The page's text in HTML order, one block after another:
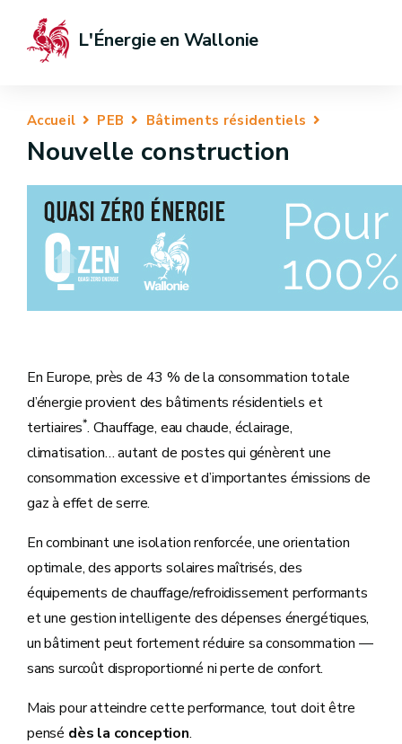
L'Énergie en Wallonie
Accueil PEB Bâtiments résidentiels
Nouvelle construction
En Europe, près de 43 % de la consommation totale
d’énergie provient des bâtiments résidentiels et
tertiaires*. Chauffage, eau chaude, éclairage,
climatisation… autant de postes qui génèrent une
consommation excessive et d’importantes émissions de
gaz à effet de serre.
En combinant une isolation renforcée, une orientation
optimale, des apports solaires maîtrisés, des
équipements de chauffage/refroidissement performants
et une gestion intelligente des dépenses énergétiques,
un bâtiment peut fortement réduire sa consommation —
sans surcoût disproportionné ni perte de confort.
Mais pour atteindre cette performance, tout doit être
pensé dès la conception.